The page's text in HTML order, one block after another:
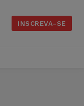
INSCREVA-SE